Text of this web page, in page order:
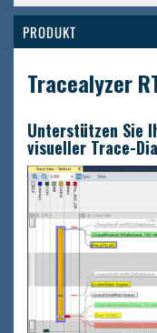
PRODUKT
Tracealyzer
Unterstützen Sie
visueller Trace-